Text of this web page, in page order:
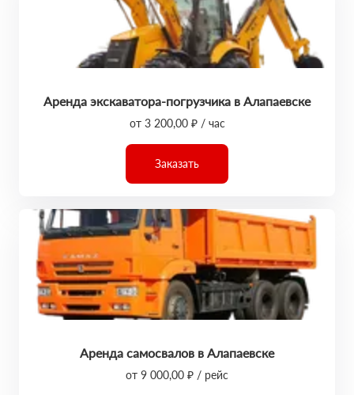
Аренда экскаватора-погрузчика в Алапаевске
от 3 200,00 ₽ / час
Заказать
Аренда самосвалов в Алапаевске
от 9 000,00 ₽ / рейс